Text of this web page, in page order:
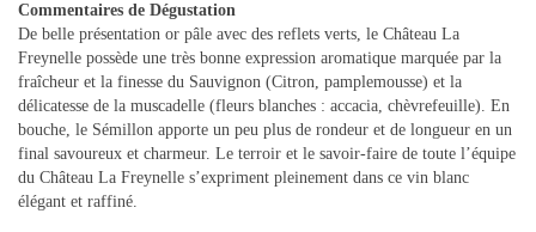
Commentaires de Dégustation
De belle présentation or pâle avec des reflets verts, le Château La
Freynelle possède une très bonne expression aromatique marquée par la
fraîcheur et la finesse du Sauvignon (Citron, pamplemousse) et la
délicatesse de la muscadelle (fleurs blanches : accacia, chèvrefeuille). En
bouche, le Sémillon apporte un peu plus de rondeur et de longueur en un
final savoureux et charmeur. Le terroir et le savoir-faire de toute l’équipe
du Château La Freynelle s’expriment pleinement dans ce vin blanc
élégant et raffiné.